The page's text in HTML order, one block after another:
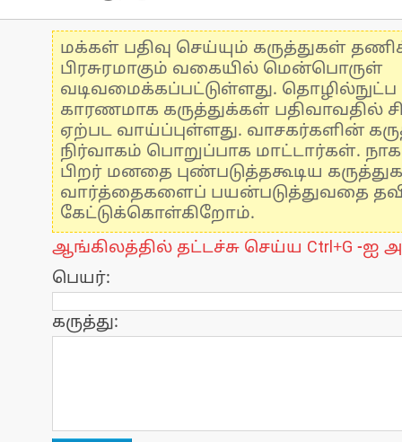
மக்கள் பதிவு செய்யும் கருத்துகள்
பிரசுரமாகும் வகையில் மென்பொருள்
வடிவமைக்கப்பட்டுள்ளது.
காரணமாக கருத்துக்கள் பதிவாவதில்
ஏற்பட வாய்ப்புள்ளது. வாசகர்களின்
நிர்வாகம் பொறுப்பாக மாட்டார்கள்.
பிறர் மனதை புண்படுத்தகூடிய
வார்த்தைகளைப் பயன்படுத்துவதை
கேட்டுக்கொள்கிறோம்.
ஆங்கிலத்தில் தட்டச்சு செய்ய Ctrl+G -ஐ
பெயர்:
கருத்து: